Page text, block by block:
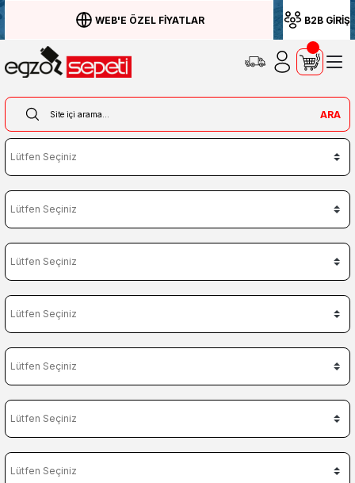
WEB'E ÖZEL FİYATLAR B2B GİRİŞ
ARA